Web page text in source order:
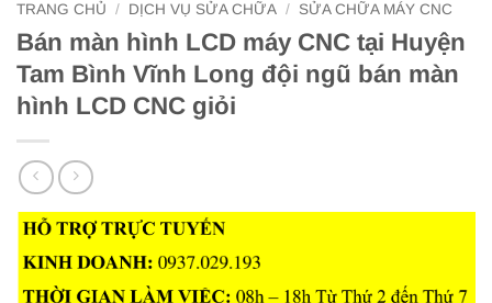
TRANG CHỦ / DỊCH VỤ SỬA CHỮA / SỬA CHỮA MÁY CNC
Bán màn hình LCD máy CNC tại Huyện
Tam Bình Vĩnh Long đội ngũ bán màn
hình LCD CNC giỏi